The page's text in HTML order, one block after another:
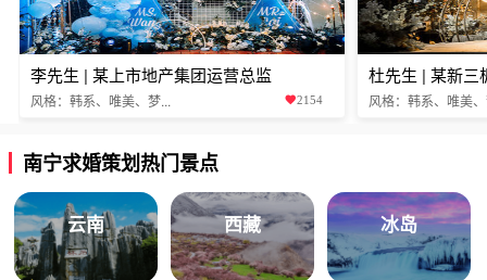
李先生 | 某上市地产集团运营总监
风格：韩系、唯美、梦... 2154
杜先生 | 某新三
风格：韩系、唯美
南宁求婚策划热门景点
云南 西藏 冰岛